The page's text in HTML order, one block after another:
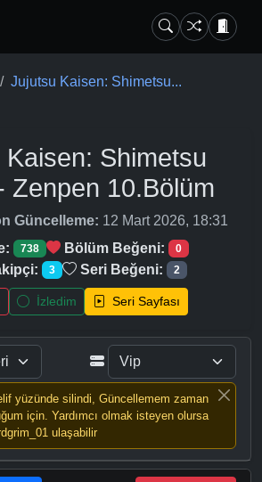
Jujutsu Kaisen: Shimetsu...
Shimetsu
Zenpen 10.Bölüm
Güncelleme: 12 Mart 2026, 18:31
738 Bölüm Beğeni: 0
3 Seri Beğeni: 2
İzledim Seri Sayfası
yüzünde silindi, Güncellemem zaman
için. Yardımcı olmak isteyen olursa
ulaşabilir